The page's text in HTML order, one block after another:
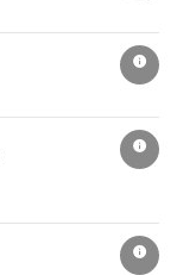
info
info
info